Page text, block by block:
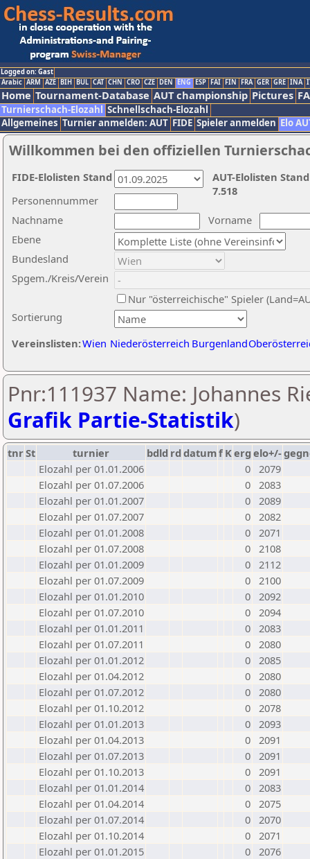
Logged on: Gast
Arabic ARM AZE BIH BUL CAT CHN CRO CZE DEN ENG ESP FAI FIN FRA GER GRE INA
Home Tournament-Database AUT championship Pictures
Turnierschach-Elozahl Schnellschach-Elozahl
Allgemeines Turnier anmelden: AUT FIDE Spieler anmelden Elo
Willkommen bei den offiziellen
Nachname
Vorname
Ebene
Sortierung
Personennummer
Bundesland
Spgem./Kreis/Verein
Nur "österreichische" Spieler
Vereinslisten:Wien Niederösterreich Burgenland
AUT-Elolisten
7.518
FIDE-Elolisten Stand
Pnr:111937 Name: Johannes
Grafik Partie-Statistik)
tnrSt turnier bdld rd datumf Kerg elo+/-
Elozahl per 01.01.2006
0 2079
Elozahl per 01.07.2006
0 2083
Elozahl per 01.01.2007
0 2089
Elozahl per 01.07.2007
0 2082
Elozahl per 01.01.2008
0 2071
Elozahl per 01.07.2008
0 2108
Elozahl per 01.01.2009
0 2112
Elozahl per 01.07.2009
0 2100
Elozahl per 01.01.2010
0 2092
Elozahl per 01.07.2010
0 2094
Elozahl per 01.01.2011
0 2083
Elozahl per 01.07.2011
0 2080
Elozahl per 01.01.2012
0 2085
Elozahl per 01.04.2012
0 2080
Elozahl per 01.07.2012
0 2080
Elozahl per 01.10.2012
0 2078
Elozahl per 01.01.2013
0 2093
Elozahl per 01.04.2013
0 2091
Elozahl per 01.07.2013
0 2091
Elozahl per 01.10.2013
0 2091
Elozahl per 01.01.2014
0 2083
Elozahl per 01.04.2014
0 2075
Elozahl per 01.07.2014
0 2070
Elozahl per 01.10.2014
0 2071
Elozahl per 01.01.2015
0 2076